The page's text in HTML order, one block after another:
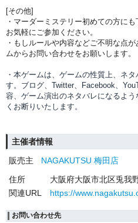
[その他]
・マーダーミステリー初めての方に
お気軽にご参加ください。
・もしルールや内容などご不明な点
ムからお問い合わせをお願いします。
・本ゲームは、ゲームの性質上、ネ
す。ブログ、Twitter、Facebook、
容、ゲーム演出のネタバレになるよ
くお断りいたします。
主催者情報
販売主
NAGAKUTSU 梅田店
住所
大阪府大阪市北区兎我
関連URL
https://
お問い合わせ先